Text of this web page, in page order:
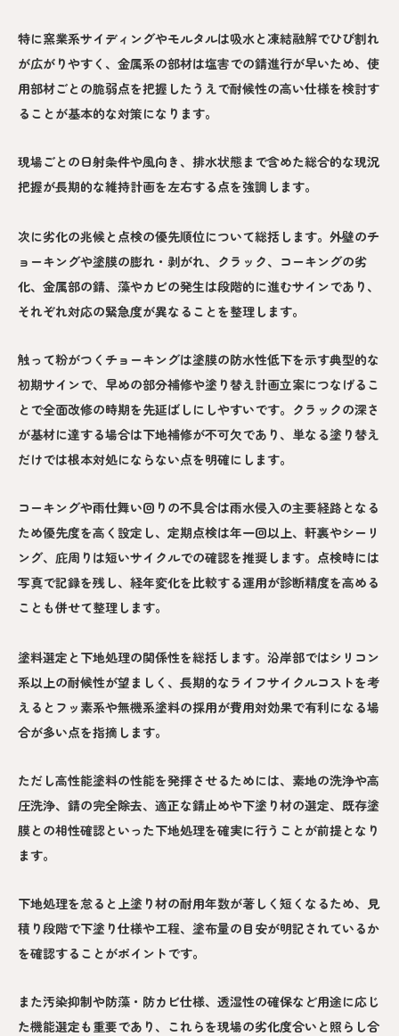
特に窯業系サイディングやモルタルは吸水と凍結融解でひび割れ
が広がりやすく、金属系の部材は塩害での錆進行が早いため、使
用部材ごとの脆弱点を把握したうえで耐候性の高い仕様を検討す
ることが基本的な対策になります。
現場ごとの日射条件や風向き、排水状態まで含めた総合的な現況
把握が長期的な維持計画を左右する点を強調します。
次に劣化の兆候と点検の優先順位について総括します。外壁のチ
ョーキングや塗膜の膨れ・剥がれ、クラック、コーキングの劣
化、金属部の錆、藻やカビの発生は段階的に進むサインであり、
それぞれ対応の緊急度が異なることを整理します。
触って粉がつくチョーキングは塗膜の防水性低下を示す典型的な
初期サインで、早めの部分補修や塗り替え計画立案につなげるこ
とで全面改修の時期を先延ばしにしやすいです。クラックの深さ
が基材に達する場合は下地補修が不可欠であり、単なる塗り替え
だけでは根本対処にならない点を明確にします。
コーキングや雨仕舞い回りの不具合は雨水侵入の主要経路となる
ため優先度を高く設定し、定期点検は年一回以上、軒裏やシーリ
ング、庇周りは短いサイクルでの確認を推奨します。点検時には
写真で記録を残し、経年変化を比較する運用が診断精度を高める
ことも併せて整理します。
塗料選定と下地処理の関係性を総括します。沿岸部ではシリコン
系以上の耐候性が望ましく、長期的なライフサイクルコストを考
えるとフッ素系や無機系塗料の採用が費用対効果で有利になる場
合が多い点を指摘します。
ただし高性能塗料の性能を発揮させるためには、素地の洗浄や高
圧洗浄、錆の完全除去、適正な錆止めや下塗り材の選定、既存塗
膜との相性確認といった下地処理を確実に行うことが前提となり
ます。
下地処理を怠ると上塗り材の耐用年数が著しく短くなるため、見
積り段階で下塗り仕様や工程、塗布量の目安が明記されているか
を確認することがポイントです。
また汚染抑制や防藻・防カビ仕様、透湿性の確保など用途に応じ
た機能選定も重要であり、これらを現場の劣化度合いと照らし合